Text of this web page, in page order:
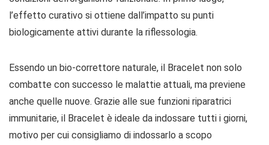
l’effetto curativo si ottiene dall’impatto su punti
biologicamente attivi durante la riflessologia.
Essendo un bio-correttore naturale, il Bracelet non solo
combatte con successo le malattie attuali, ma previene
anche quelle nuove. Grazie alle sue funzioni riparatrici
immunitarie, il Bracelet è ideale da indossare tutti i giorni,
motivo per cui consigliamo di indossarlo a scopo